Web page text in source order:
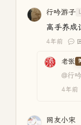
行吟游子
高手养成
4年前
老张
@行
4年前
网友小宋